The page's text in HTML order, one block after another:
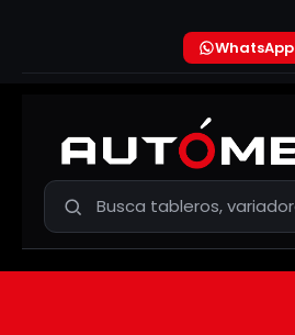
WhatsApp